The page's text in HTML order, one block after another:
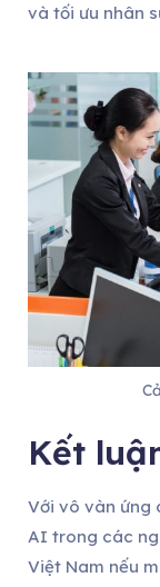
và tối ưu nhân
Kết
Với vô vàn ứng
AI trong các
Việt Nam nếu